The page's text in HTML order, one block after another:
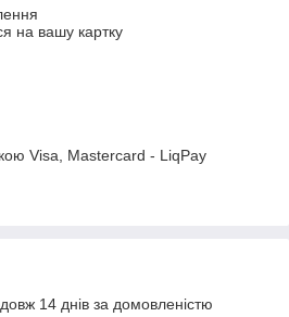
на вашу картку
Visa, Mastercard - LiqPay
14 днів за домовленістю